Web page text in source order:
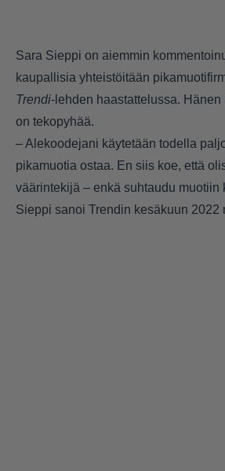
Sara Sieppi on aiemmin
kaupallisia yhteistöitään
Trendi-lehden haastattelussa.
on tekopyhää.
– Alekoodejani käytetään todella
pikamuotia ostaa. En siis koe, että
väärintekijä – enkä suhtaudu muotiin
Sieppi sanoi Trendin kesäkuun 2022